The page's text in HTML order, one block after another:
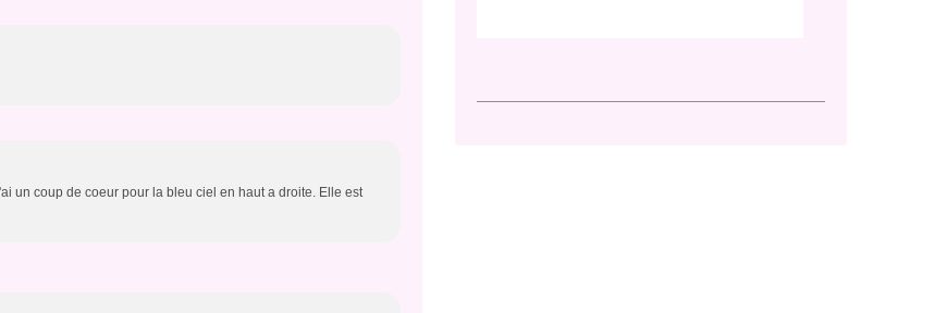
un coup de coeur pour la bleu ciel en haut a droite. Elle est